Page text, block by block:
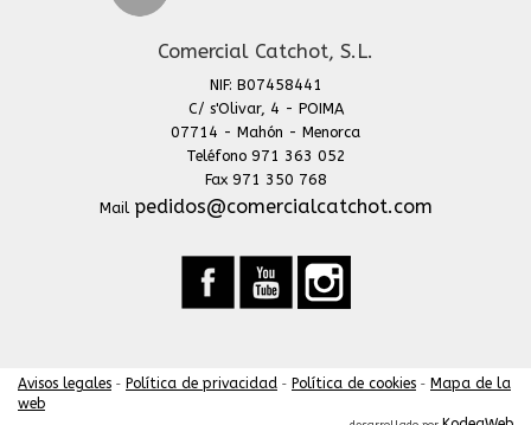
Comercial Catchot, S.L.
NIF: B07458441
C/ s'Olivar, 4 - POIMA
07714 - Mahón - Menorca
Teléfono 971 363 052
Fax 971 350 768
Mail pedidos@comercialcatchot.com
Avisos legales - Política de privacidad - Política de cookies - Mapa de la
web